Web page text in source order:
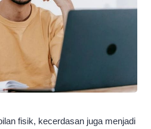
fisik, kecerdasan juga menjadi